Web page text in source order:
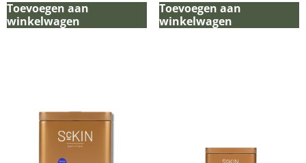
Toevoegen aan
winkelwagen
Toevoegen aan
winkelwagen